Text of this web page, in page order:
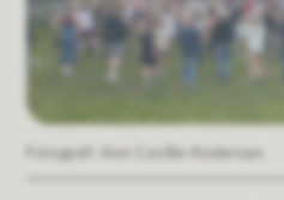
Ann Cecilie Andersen